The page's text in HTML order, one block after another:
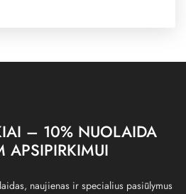
– 10% NUOLAIDA
APSIPIRKIMUI
naujienas ir specialius pasiūlymus